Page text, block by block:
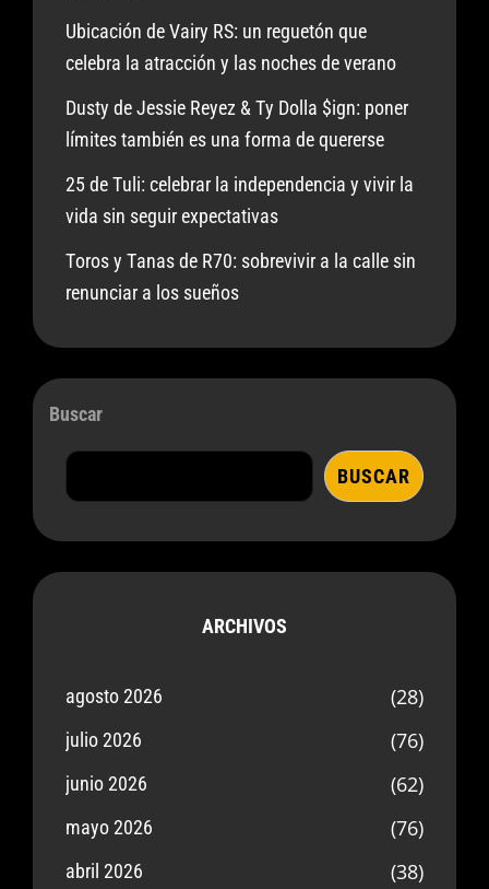
Ubicación de Vairy RS: un reguetón que
celebra la atracción y las noches de verano
Dusty de Jessie Reyez & Ty Dolla $ign: poner
límites también es una forma de quererse
25 de Tuli: celebrar la independencia y vivir la
vida sin seguir expectativas
Toros y Tanas de R70: sobrevivir a la calle sin
renunciar a los sueños
Buscar
BUSCAR
ARCHIVOS
agosto 2026 (28)
julio 2026 (76)
junio 2026 (62)
mayo 2026 (76)
abril 2026 (38)